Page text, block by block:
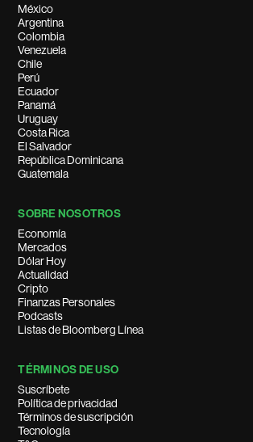
México
Argentina
Colombia
Venezuela
Chile
Perú
Ecuador
Panamá
Uruguay
Costa Rica
El Salvador
República Dominicana
Guatemala
SOBRE NOSOTROS
Economía
Mercados
Dólar Hoy
Actualidad
Cripto
Finanzas Personales
Podcasts
Listas de Bloomberg Línea
TÉRMINOS DE USO
Suscríbete
Política de privacidad
Términos de suscripción
Tecnología